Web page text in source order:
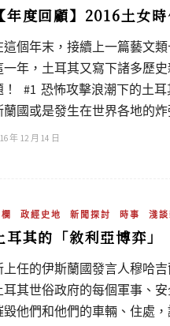
年度回顧】2016土女
這個年末，接續上一篇藝文
一年，土耳其又寫下諸多歷
！ #1 恐怖攻擊浪潮下的土
蘭國或是發生在世界各地的
年 12 月 14 日
政經史地 新聞探討 時事 淺談
耳其的「敘利亞博弈」
上任的伊斯蘭國發言人穆哈
耳其世俗政府的每個軍事、
毀他們和他們的車輛、住處